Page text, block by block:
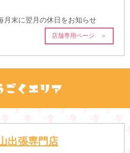
末に翌月の休日をお知らせ
店舗専用ページ ＞
出張専門店